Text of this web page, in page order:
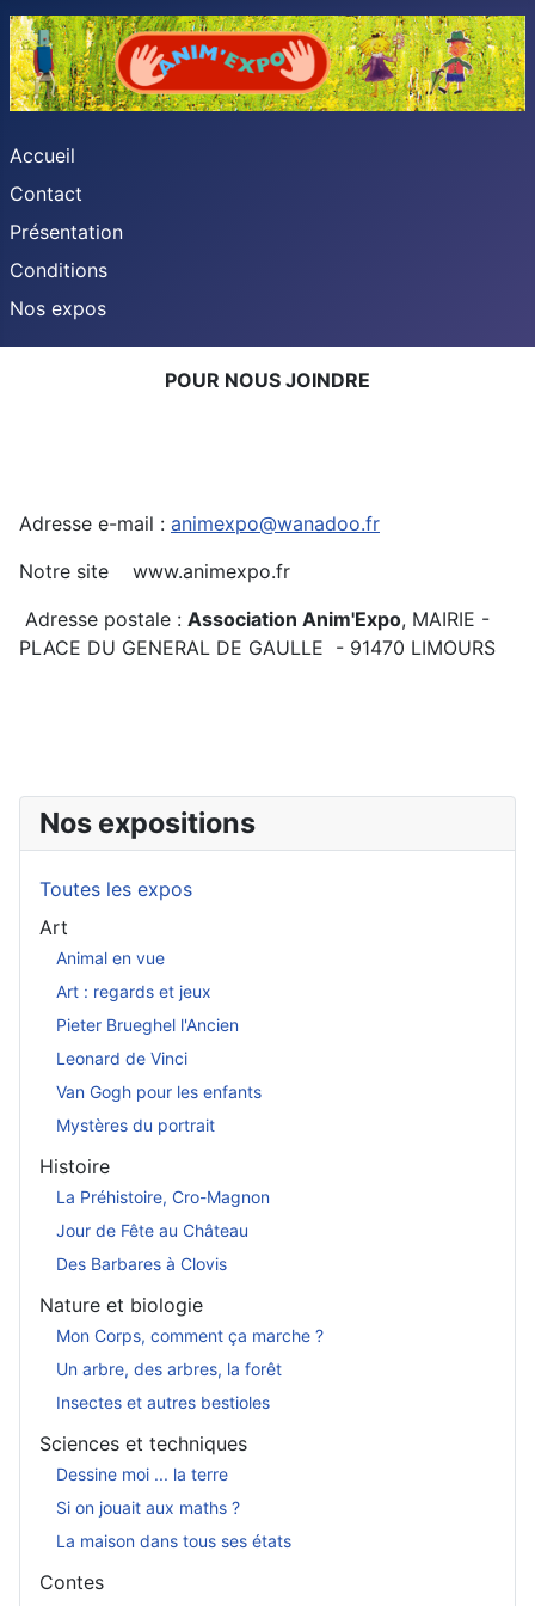
Accueil
Contact
Présentation
Conditions
Nos expos
Nos expositions
Toutes les expos
Art
Animal en vue
Art : regards et jeux
Pieter Brueghel l'Ancien
Leonard de Vinci
Van Gogh pour les enfants
Mystères du portrait
Histoire
La Préhistoire, Cro-Magnon
Jour de Fête au Château
Des Barbares à Clovis
Nature et biologie
Mon Corps, comment ça marche ?
Un arbre, des arbres, la forêt
Insectes et autres bestioles
Sciences et techniques
Dessine moi ... la terre
Si on jouait aux maths ?
La maison dans tous ses états
Contes
POUR NOUS JOINDRE
Adresse e-mail : animexpo@wanadoo.fr
Notre site www.animexpo.fr
Adresse postale : Association Anim'Expo, MAIRIE -
PLACE DU GENERAL DE GAULLE - 91470 LIMOURS